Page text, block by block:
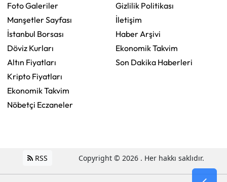
Foto Galeriler
Manşetler Sayfası
İstanbul Borsası
Döviz Kurları
Altın Fiyatları
Kripto Fiyatları
Ekonomik Takvim
Nöbetçi Eczaneler
Gizlilik Politikası
İletişim
Haber Arşivi
Ekonomik Takvim
Son Dakika Haberleri
RSS Copyright © 2026 . Her hakkı saklıdır.